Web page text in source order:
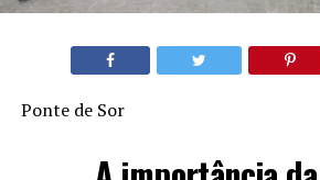
Ponte de Sor